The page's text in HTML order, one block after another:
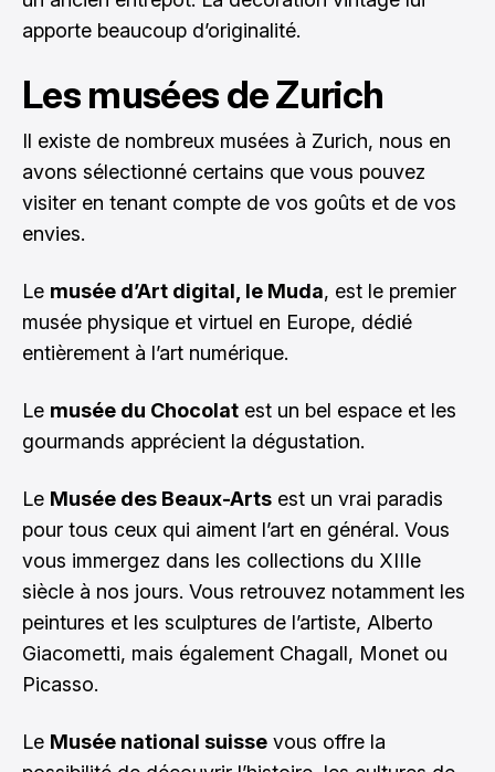
apporte beaucoup d’originalité.
Les musées de Zurich
Il existe de nombreux musées à Zurich, nous en
avons sélectionné certains que vous pouvez
visiter en tenant compte de vos goûts et de vos
envies.
Le musée d’Art digital, le Muda, est le premier
musée physique et virtuel en Europe, dédié
entièrement à l’art numérique.
Le musée du Chocolat est un bel espace et les
gourmands apprécient la dégustation.
Le Musée des Beaux-Arts est un vrai paradis
pour tous ceux qui aiment l’art en général. Vous
vous immergez dans les collections du XIIIe
siècle à nos jours. Vous retrouvez notamment les
peintures et les sculptures de l’artiste, Alberto
Giacometti, mais également Chagall, Monet ou
Picasso.
Le Musée national suisse vous offre la